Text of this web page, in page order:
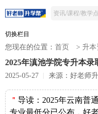
切换栏目
您现在的位置： 首页 > 升
2025年滇池学院专升本录
2025-05-27 来源：好老师
＂ 导读： 2025年云南普
专业最低分已公布，好